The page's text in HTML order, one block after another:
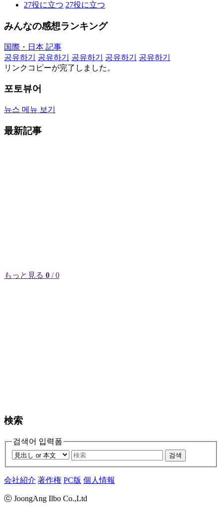
27役に立つ 27役に立つ
みんなの感想ランキング
国際・日本 記事
공유하기
공유하기 공유하기 공유하기
공유하기
リンクコピーが完了しました。
포토뷰어
뉴스 메뉴 보기
最新記事
もっと見る 0 / 0
検索
검색어 입력폼
검색
会社紹介 著作権 PC版 個人情報
ⓒ JoongAng Ilbo Co.,Ltd